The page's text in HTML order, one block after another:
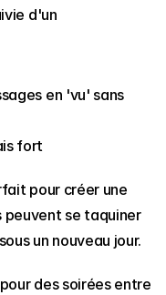
d'un
en 'vu' sans
fort
pour créer une
peuvent se taquiner
un nouveau jour.
des soirées entre